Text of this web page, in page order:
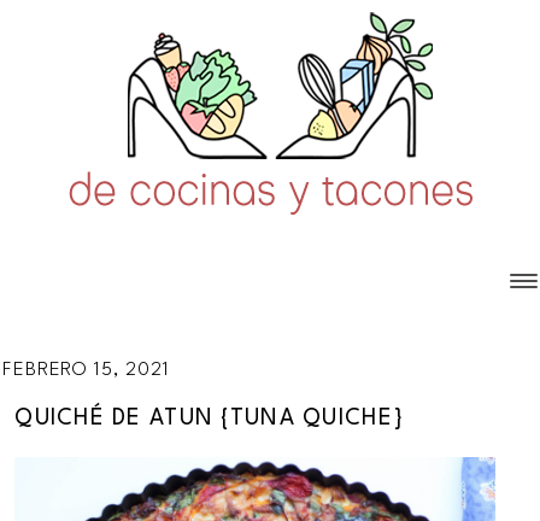
FEBRERO 15, 2021
QUICHÉ DE ATUN {TUNA QUICHE}